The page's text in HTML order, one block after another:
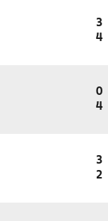
3
4
0
4
3
2